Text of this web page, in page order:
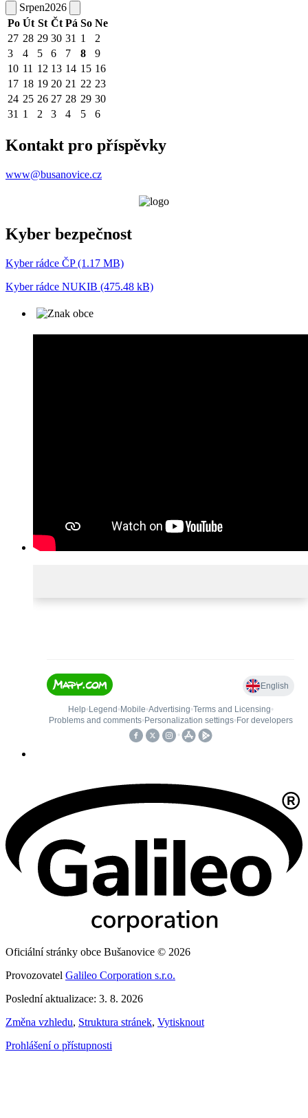
Srpen2026
Po Út St Čt Pá So Ne
27 28 29 30 31 1
2
3
4 5 6 7 8
9
10 11 12 13 14 15 16
17 18 19 20 21 22 23
24 25 26 27 28 29 30
31 1 2 3 4 5 6
Kontakt pro příspěvky
www@busanovice.cz
Kyber bezpečnost
Kyber rádce ČP (1.17 MB)
Kyber rádce NUKIB (475.48 kB)
Oficiální stránky obce Bušanovice © 2026
Provozovatel Galileo Corporation s.r.o.
Poslední aktualizace: 3. 8. 2026
Změna vzhledu, Struktura stránek, Vytisknout
Prohlášení o přístupnosti